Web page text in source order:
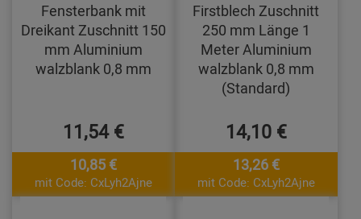
Fensterbank mit
Dreikant Zuschnitt 150
mm Aluminium
walzblank 0,8 mm
11,54 €
10,85 €
mit Code: CxLyh2Ajne
Firstblech Zuschnitt
250 mm Länge 1
Meter Aluminium
walzblank 0,8 mm
(Standard)
14,10 €
13,26 €
mit Code: CxLyh2Ajne